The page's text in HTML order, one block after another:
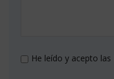
He leído y acepto las